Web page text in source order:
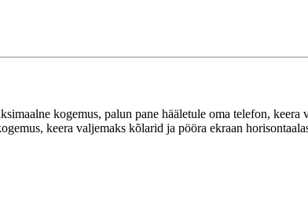
kogemus, palun pane hääletule oma telefon,
keera valjemaks kõlarid ja pööra ekraan